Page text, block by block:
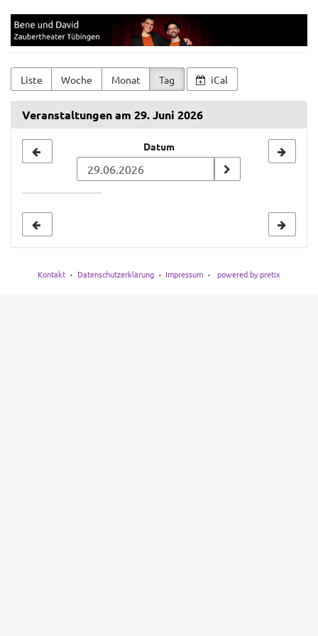
Zum
Haupt-
Inhalt
Bene
und
David
Liste Woche Monat Tag iCal
Veranstaltungen am 29. Juni 2026
zur
Anzeige
Datum
Kontakt Datenschutzerklärung Impressum powered by pretix